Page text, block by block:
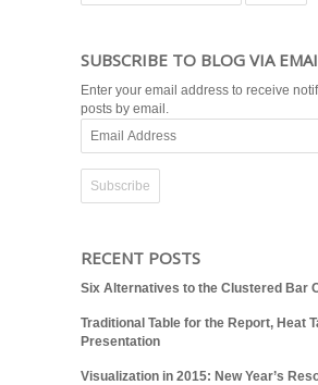
SUBSCRIBE TO BLOG VIA
Enter your email address to receive
posts by email.
Address
RECENT POSTS
Six Alternatives to the Clustered Bar
Traditional Table for the Report, Heat
Presentation
Visualization in 2015: New Year’s